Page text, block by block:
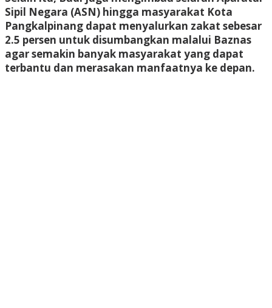
Sipil Negara (ASN) hingga masyarakat Kota
Pangkalpinang dapat menyalurkan zakat sebesar
2.5 persen untuk disumbangkan malalui Baznas
agar semakin banyak masyarakat yang dapat
terbantu dan merasakan manfaatnya ke depan.